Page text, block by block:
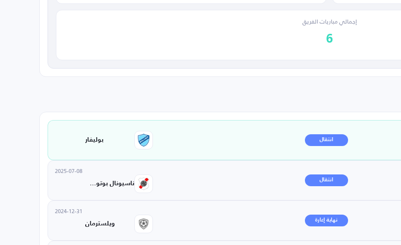
إجمالي مباريات الفريق
6
انتقال بوليفار
انتقال
2025-07-08
ناسيونال بوتوسي
نهاية إعارة
2024-12-31
ويلسترمان